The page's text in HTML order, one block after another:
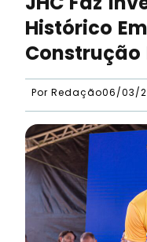
Histórico
Construção
Por Redação06/03/